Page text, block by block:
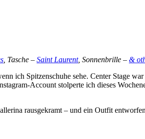
, Tasche – Saint Laurent, Sonnenbrille – &
ich Spitzenschuhe sehe. Center Stage
Account stolperte ich dieses
rausgekramt – und ein Outfit